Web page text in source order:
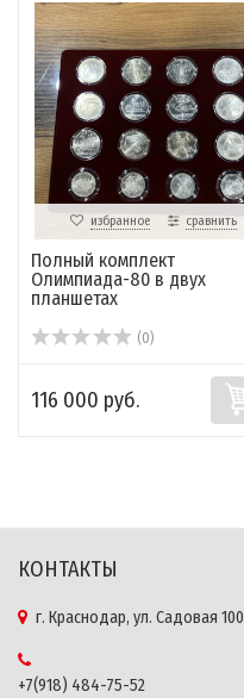
избранное сравнить
Полный комплект
Олимпиада-80 в двух
планшетах
(0)
116 000 руб.
КОНТАКТЫ
г. Краснодар, ул. Садовая 100
+7(918) 484-75-52